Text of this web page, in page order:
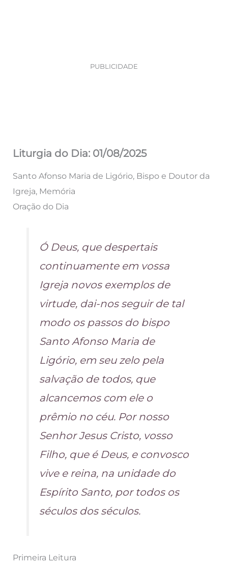
PUBLICIDADE
Liturgia do Dia: 01/08/2025
Santo Afonso Maria de Ligório, Bispo e Doutor da
Igreja, Memória
Oração do Dia
Ó Deus, que despertais
continuamente em vossa
Igreja novos exemplos de
virtude, dai-nos seguir de tal
modo os passos do bispo
Santo Afonso Maria de
Ligório, em seu zelo pela
salvação de todos, que
alcancemos com ele o
prêmio no céu. Por nosso
Senhor Jesus Cristo, vosso
Filho, que é Deus, e convosco
vive e reina, na unidade do
Espírito Santo, por todos os
séculos dos séculos.
Primeira Leitura